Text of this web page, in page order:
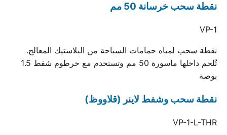
نقطة سحب خرسانة 50 مم
VP-1
نقطة سحب لمياه حمامات السباحة من البلاستيك المعالج.
تُلحم داخلها ماسورة 50 مم وتستخدم مع خرطوم شفط 1.5
بوصة
نقطة سحب وشفط لاينر (قلاووظ)
VP-1-L-THR